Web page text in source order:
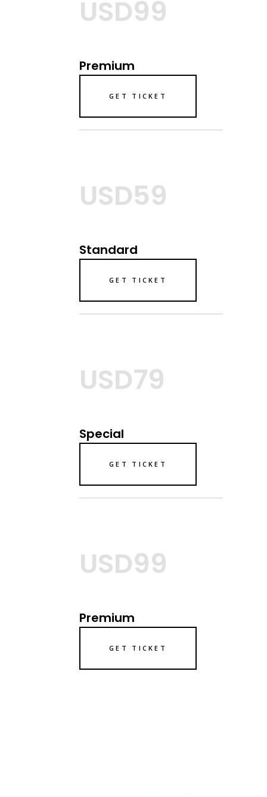
USD99
Premium
GET TICKET
USD59
Standard
GET TICKET
USD79
Special
GET TICKET
USD99
Premium
GET TICKET